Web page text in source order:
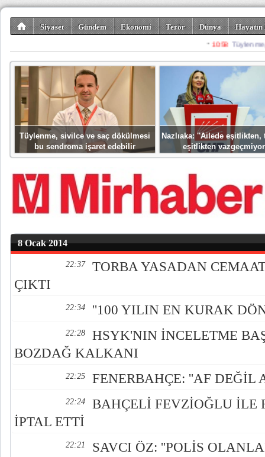
Siyaset Gündem Ekonomi Terör Dünya
Spor Misafir
Tüylenme, sivilce ve saç dökülmesi
bu sendroma işaret edebilir
Nazlıaka: ''Ailede eşitlikten,
eşitlikten
8 Ocak 2014
22:37
TORBA YASADAN
ÇIKTI
22:34 ''100 YILIN EN KURAK
22:28
HSYK'NIN İNCELETME
BOZDAĞ KALKANI
22:25 FENERBAHÇE: ''AF DEĞİL
22:24
BAHÇELİ FEVZİOĞLU İLE
İPTAL ETTİ
22:21
SAVCI ÖZ: ''POLİS